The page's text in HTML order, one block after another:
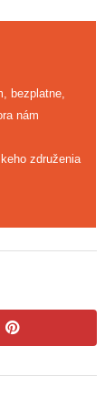
bezplatne,
nám
združenia
pinterest